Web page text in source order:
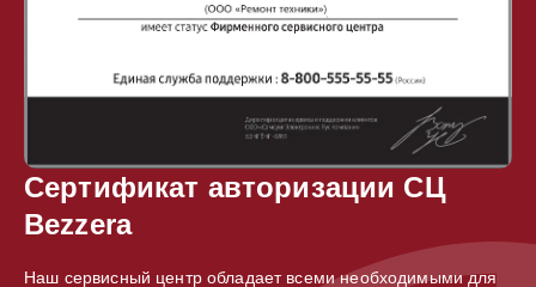
Сертификат авторизации СЦ
Bezzera
Наш сервисный центр обладает всеми необходимыми для